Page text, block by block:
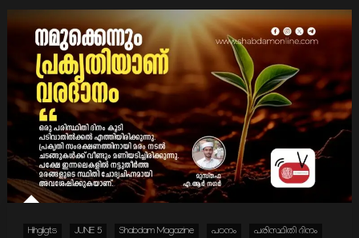
Hihgligts JUNE 5 Shabdam Magazine പഠനം പരിസ്ഥിതി ദിനം